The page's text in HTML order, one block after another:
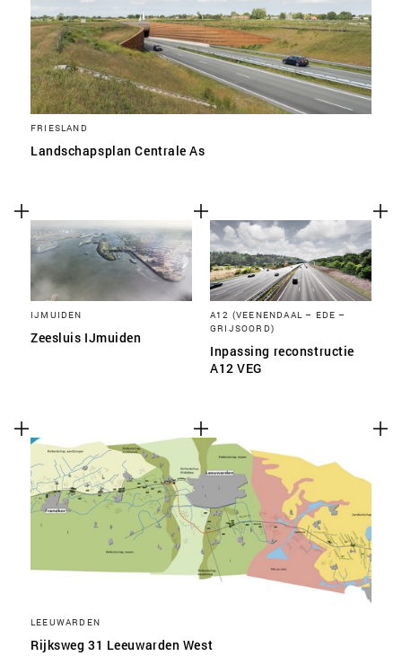
FRIESLAND
Landschapsplan Centrale As
IJMUIDEN
Zeesluis IJmuiden
A12 (VEENENDAAL – EDE –
GRIJSOORD)
Inpassing reconstructie
A12 VEG
LEEUWARDEN
Rijksweg 31 Leeuwarden West